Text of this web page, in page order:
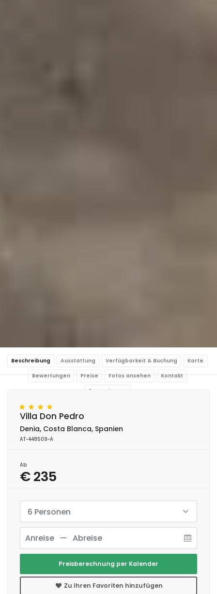
Beschreibung Ausstattung Verfügbarkeit & Buchung Karte
Bewertungen Preise Fotos ansehen Kontakt
Reservierung
Villa Don Pedro
Denia, Costa Blanca, Spanien
AT-448509-A
Ab
€ 235
6 Personen
Preisberechnung per Kalender
Zu Ihren Favoriten hinzufügen